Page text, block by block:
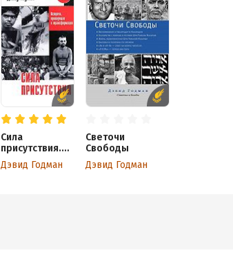
Сила
присутствия.
Том 1
Дэвид Годман
Светочи
Свободы
Дэвид Годман